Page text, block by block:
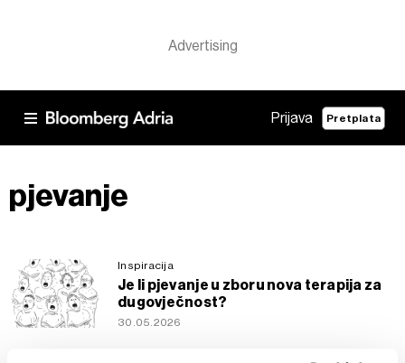
Prijava Pretplata
pjevanje
Inspiracija
Je li pjevanje u zboru nova terapija za
dugovječnost?
30.05.2026